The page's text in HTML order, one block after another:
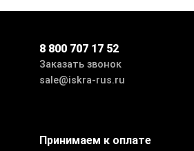
8 800 707 17 52
Заказать звонок
sale@iskra-rus.ru
Принимаем к оплате